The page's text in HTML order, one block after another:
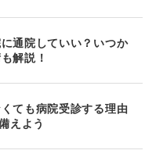
通院していい？いつか
解説！
ても病院受診する理由
えよう